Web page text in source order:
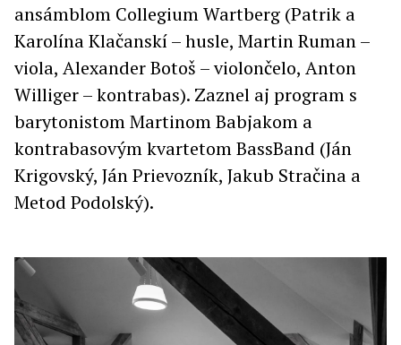
ansámblom Collegium Wartberg (Patrik a
Karolína Klačanskí – husle, Martin Ruman –
viola, Alexander Botoš – violončelo, Anton
Williger – kontrabas). Zaznel aj program s
barytonistom Martinom Babjakom a
kontrabasovým kvartetom BassBand (Ján
Krigovský, Ján Prievozník, Jakub Stračina a
Metod Podolský).